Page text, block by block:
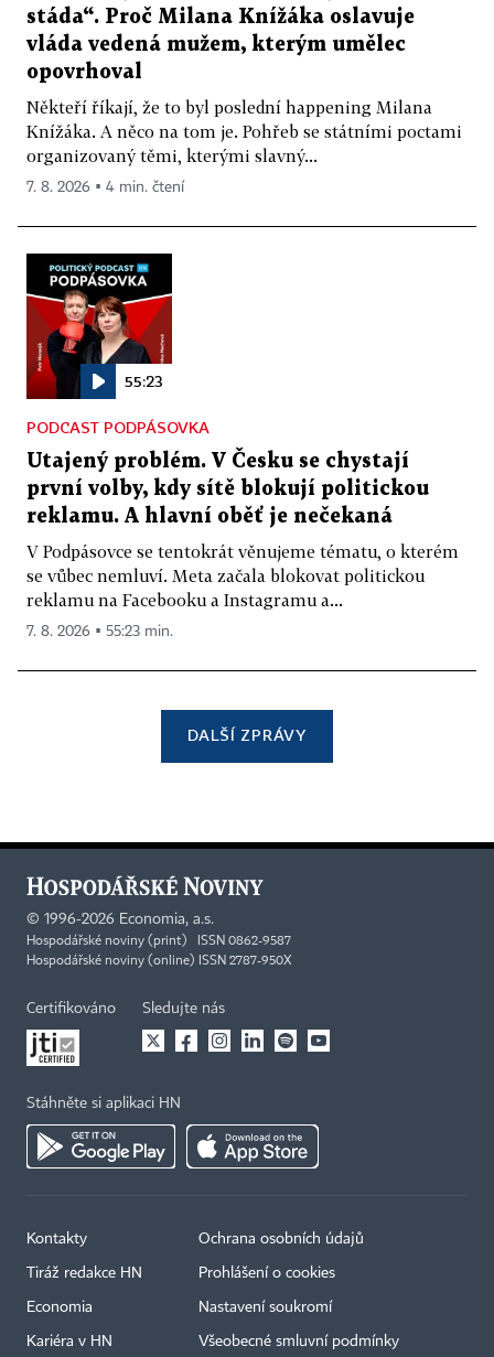
stáda“. Proč Milana Knížáka oslavuje
vláda vedená mužem, kterým umělec
opovrhoval
Někteří říkají, že to byl poslední happening Milana
Knížáka. A něco na tom je. Pohřeb se státními poctami
organizovaný těmi, kterými slavný...
7. 8. 2026 ▪ 4 min. čtení
55:23
PODCAST PODPÁSOVKA
Utajený problém. V Česku se chystají
první volby, kdy sítě blokují politickou
reklamu. A hlavní oběť je nečekaná
V Podpásovce se tentokrát věnujeme tématu, o kterém
se vůbec nemluví. Meta začala blokovat politickou
reklamu na Facebooku a Instagramu a...
7. 8. 2026 ▪ 55:23 min.
DALŠÍ ZPRÁVY
© 1996-2026 Economia, a.s.
Hospodářské noviny (print) ISSN 0862-9587
Hospodářské noviny (online) ISSN 2787-950X
Certifikováno Sledujte nás
Stáhněte si aplikaci HN
Kontakty
Tiráž redakce HN
Economia
Kariéra v HN
Ochrana osobních údajů
Prohlášení o cookies
Nastavení soukromí
Všeobecné smluvní podmínky